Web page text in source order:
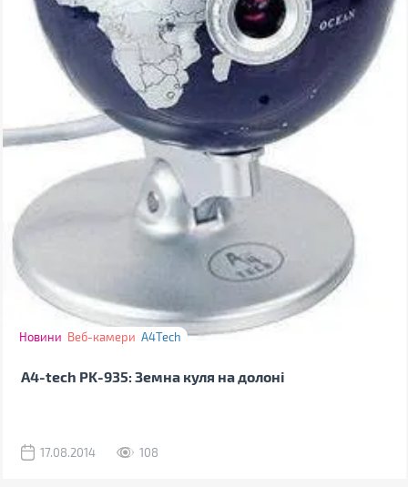
Новини Веб-камери A4Tech
A4-tech PK-935: Земна куля на долоні
17.08.2014 108